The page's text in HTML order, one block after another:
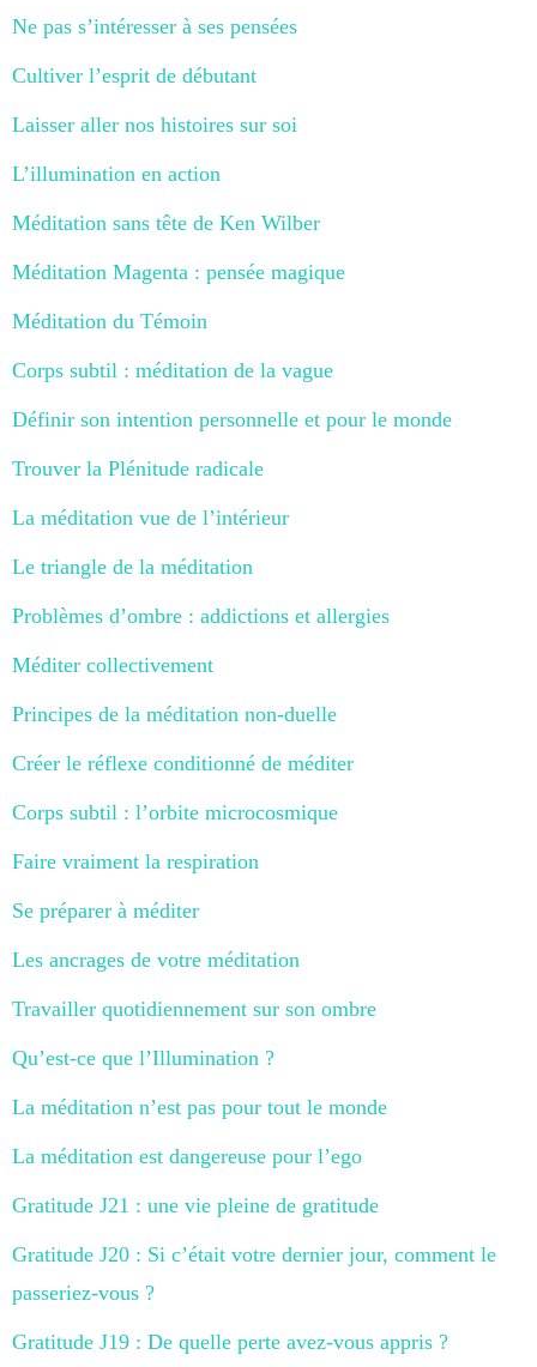
Ne pas s’intéresser à ses pensées
Cultiver l’esprit de débutant
Laisser aller nos histoires sur soi
L’illumination en action
Méditation sans tête de Ken Wilber
Méditation Magenta : pensée magique
Méditation du Témoin
Corps subtil : méditation de la vague
Définir son intention personnelle et pour le monde
Trouver la Plénitude radicale
La méditation vue de l’intérieur
Le triangle de la méditation
Problèmes d’ombre : addictions et allergies
Méditer collectivement
Principes de la méditation non-duelle
Créer le réflexe conditionné de méditer
Corps subtil : l’orbite microcosmique
Faire vraiment la respiration
Se préparer à méditer
Les ancrages de votre méditation
Travailler quotidiennement sur son ombre
Qu’est-ce que l’Illumination ?
La méditation n’est pas pour tout le monde
La méditation est dangereuse pour l’ego
Gratitude J21 : une vie pleine de gratitude
Gratitude J20 : Si c’était votre dernier jour, comment le
passeriez-vous ?
Gratitude J19 : De quelle perte avez-vous appris ?